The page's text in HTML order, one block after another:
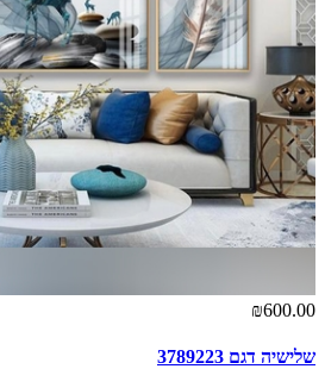
₪600.00
שלישיה דגם 3789223